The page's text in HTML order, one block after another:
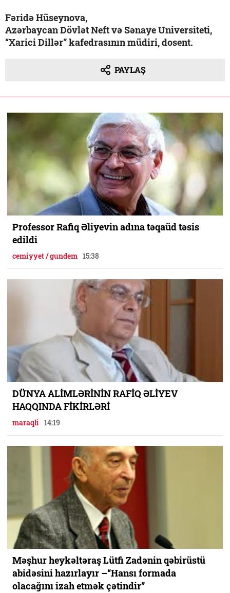
Fəridə Hüseynova,
Azərbaycan Dövlət Neft və Sənaye Universiteti,
“Xarici Dillər” kafedrasının müdiri, dosent.
PAYLAŞ
Professor Rafiq Əliyevin adına təqaüd təsis
edildi
cemiyyet / gundem 15:38
DÜNYA ALİMLƏRİNİN RAFİQ ƏLİYEV
HAQQINDA FİKİRLƏRİ
maraqli 14:19
Məşhur heykəltəraş Lütfi Zadənin qəbirüstü
abidəsini hazırlayır –“Hansı formada
olacağını izah etmək çətindir”